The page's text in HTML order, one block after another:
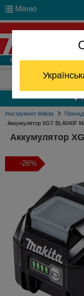
Меню
Отдел
Инструмент Makita
Аккумулятор XGT BL4040F
Аккумулятор
-26%